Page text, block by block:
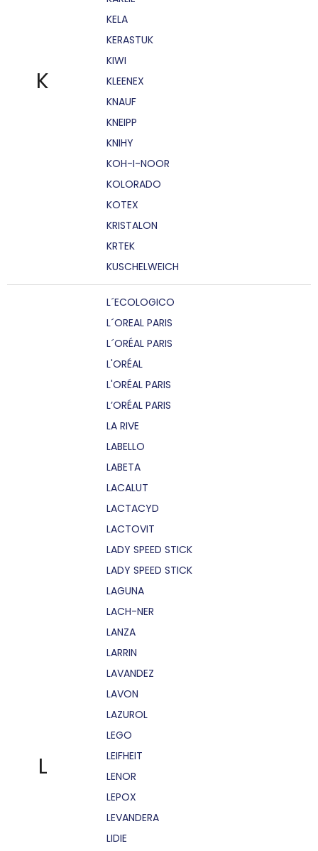
K
KELA
KERASTUK
KIWI
KLEENEX
KNAUF
KNEIPP
KNIHY
KOH-I-NOOR
KOLORADO
KOTEX
KRISTALON
KRTEK
KUSCHELWEICH
L
L´ECOLOGICO
L´OREAL PARIS
L´ORÉAL PARIS
L'ORÉAL
L'ORÉAL PARIS
L’ORÉAL PARIS
LA RIVE
LABELLO
LABETA
LACALUT
LACTACYD
LACTOVIT
LADY SPEED STICK
LADY SPEED STICK
LAGUNA
LACH-NER
LANZA
LARRIN
LAVANDEZ
LAVON
LAZUROL
LEGO
LEIFHEIT
LENOR
LEPOX
LEVANDERA
LIDIE